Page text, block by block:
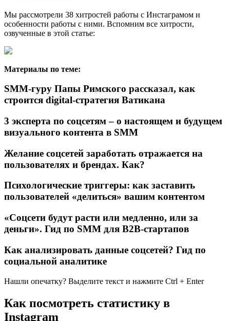
Мы рассмотрели 38 хитростей работы с Инстаграмом и
особенности работы с ними. Вспомним все хитрости,
озвученные в этой статье:
Материалы по теме:
SMM-гуру Папы Римского рассказал, как
строится digital-стратегия Ватикана
3 эксперта по соцсетям – о настоящем и будущем
визуального контента в SMM
Желание соцсетей заработать отражается на
пользователях и брендах. Как?
Психологические триггеры: как заставить
пользователей «делиться» вашим контентом
«Соцсети будут расти или медленно, или за
деньги». Гид по SMM для B2B-стартапов
Как анализировать данные соцсетей? Гид по
социальной аналитике
Нашли опечатку? Выделите текст и нажмите Ctrl + Enter
Как посмотреть статистику в
Instagram